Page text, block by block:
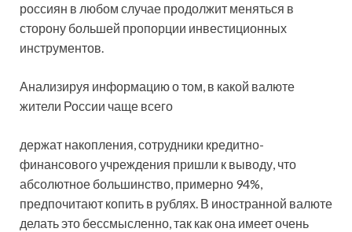
россиян в любом случае продолжит меняться в
сторону большей пропорции инвестиционных
инструментов.
Анализируя информацию о том, в какой валюте
жители России чаще всего
держат накопления, сотрудники кредитно-
финансового учреждения пришли к выводу, что
абсолютное большинство, примерно 94%,
предпочитают копить в рублях. В иностранной валюте
делать это бессмысленно, так как она имеет очень